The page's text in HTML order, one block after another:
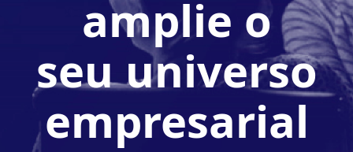
amplie o
seu universo
empresarial